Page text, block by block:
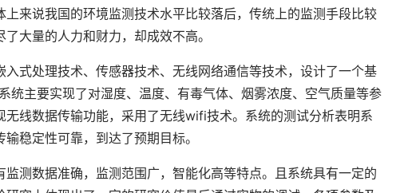
来说我国的环境监测技术水平比较落后，传统上的监测手段比较
大量的人力和财力，却成效不高。
式处理技术、传感器技术、无线网络通信等技术，设计了一个基
统主要实现了对湿度、温度、有毒气体、烟雾浓度、空气质量等参
无线数据传输功能，采用了无线wifi技术。系统的测试分析表明系
稳定性可靠，到达了预期目标。
测数据准确，监测范围广，智能化高等特点。且系统具有一定的